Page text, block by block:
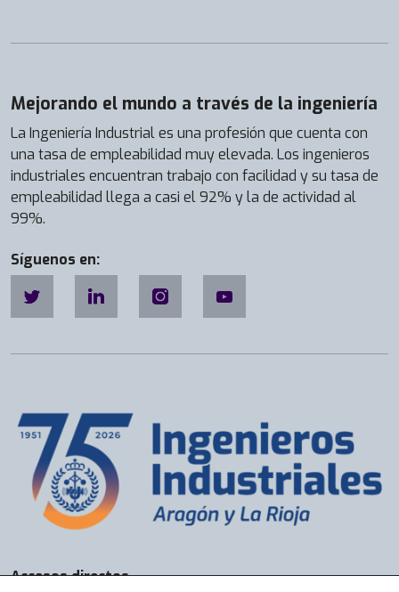
Mejorando el mundo a través de la ingeniería
La Ingeniería Industrial es una profesión que cuenta con
una tasa de empleabilidad muy elevada. Los ingenieros
industriales encuentran trabajo con facilidad y su tasa de
empleabilidad llega a casi el 92% y la de actividad al
99%.
Síguenos en:
Accesos directos